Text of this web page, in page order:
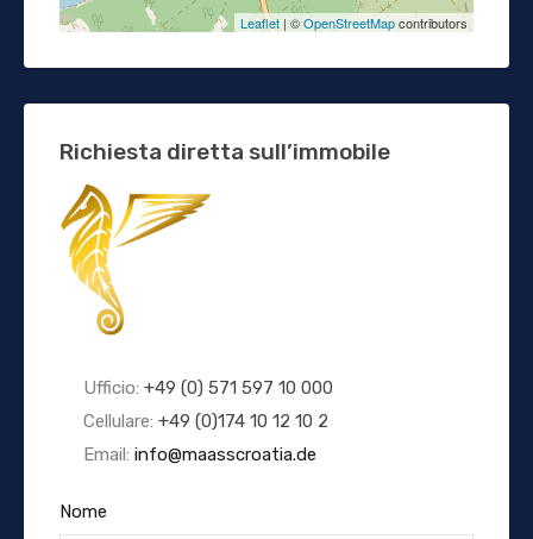
Leaflet | ©OpenStreetMapcontributors
Richiesta diretta sull’immobile
Ufficio: +49 (0) 571 597 10 000
Cellulare: +49 (0)174 10 12 10 2
Email: info@maasscroatia.de
Nome